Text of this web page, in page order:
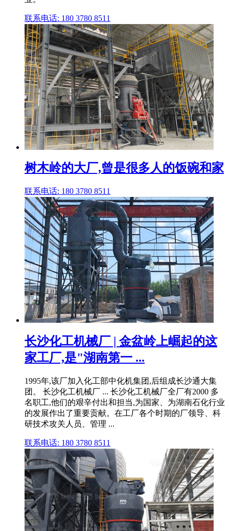
联系电话: 180 3780 8511
树木岭的大厂,曾是很多人的饭碗和家
联系电话: 180 3780 8511
长沙化工机械厂 | 金盆岭上崛起的这
家工厂,是"湖南第一 ...
1995年,该厂加入化工部中化机集团,后组成长沙通大集
团。 长沙化工机械厂 ... 长沙化工机械厂全厂有2000 多
名职工,他们的艰辛付出和担当,为国家、为湖南石化行业
的发展作出了重要贡献。在工厂各个时期的厂领导、科
研技术攻关人员、管理 ...
联系电话: 180 3780 8511